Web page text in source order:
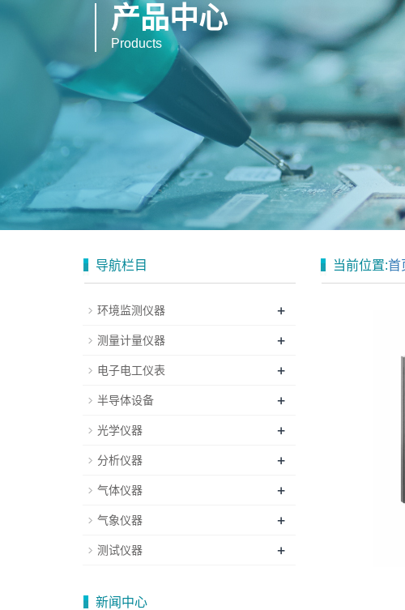
产品中心
Products
当前位置:首
导航栏目
环境监测仪器 +
测量计量仪器 +
电子电工仪表 +
半导体设备 +
光学仪器 +
分析仪器 +
气体仪器 +
气象仪器 +
测试仪器 +
新闻中心